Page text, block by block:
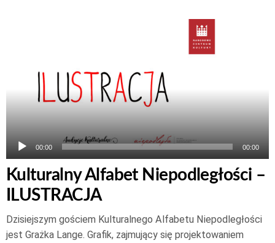
00:00 00:00
Kulturalny Alfabet Niepodległości –
ILUSTRACJA
Dzisiejszym gościem Kulturalnego Alfabetu Niepodległości
jest Grażka Lange. Grafik, zajmujący się projektowaniem